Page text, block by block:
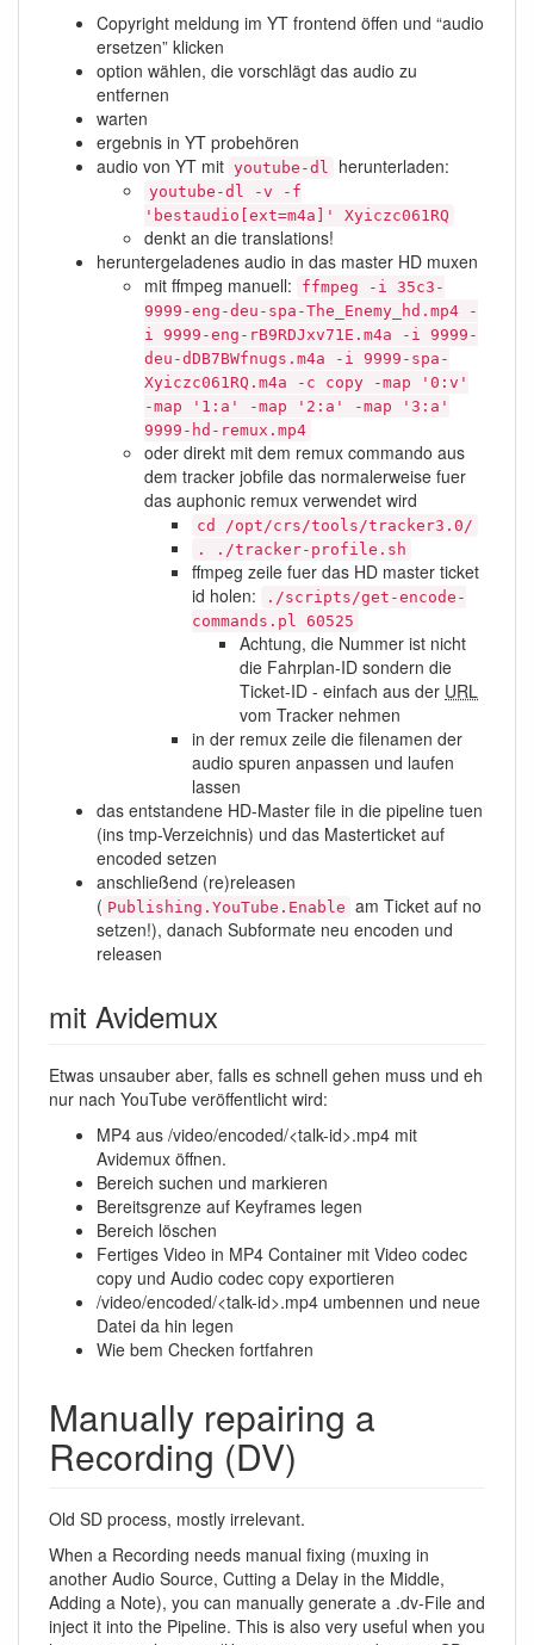
Copyright meldung im YT frontend öffen und “audio
ersetzen” klicken
option wählen, die vorschlägt das audio zu
entfernen
warten
ergebnis in YT probehören
audio von YT mit youtube-dl herunterladen:
youtube-dl -v -f
'bestaudio[ext=m4a]' Xyiczc061RQ
denkt an die translations!
heruntergeladenes audio in das master HD muxen
mit ffmpeg manuell:
ffmpeg -i 35c3-
9999-eng-deu-spa-The_Enemy_hd.mp4 -
i 9999-eng-rB9RDJxv71E.m4a -i 9999-
deu-dDB7BWfnugs.m4a -i 9999-spa-
Xyiczc061RQ.m4a -c copy -map '0:v'
-map '1:a' -map '2:a' -map '3:a'
9999-hd-remux.mp4
oder direkt mit dem remux commando aus
dem tracker jobfile das normalerweise fuer
das auphonic remux verwendet wird
cd /opt/crs/tools/tracker3.0/
. ./tracker-profile.sh
ffmpeg zeile fuer das HD master ticket
id holen:
./scripts/get-encode-
commands.pl 60525
Achtung, die Nummer ist nicht
die Fahrplan-ID sondern die
Ticket-ID - einfach aus der URL
vom Tracker nehmen
in der remux zeile die filenamen der
audio spuren anpassen und laufen
lassen
das entstandene HD-Master file in die pipeline tuen
(ins tmp-Verzeichnis) und das Masterticket auf
encoded setzen
anschließend (re)releasen
( Publishing.YouTube.Enable am Ticket auf no
setzen!), danach Subformate neu encoden und
releasen
mit Avidemux
Etwas unsauber aber, falls es schnell gehen muss und eh
nur nach YouTube veröffentlicht wird:
MP4 aus /video/encoded/<talk-id>.mp4 mit
Avidemux öffnen.
Bereich suchen und markieren
Bereitsgrenze auf Keyframes legen
Bereich löschen
Fertiges Video in MP4 Container mit Video codec
copy und Audio codec copy exportieren
/video/encoded/<talk-id>.mp4 umbennen und neue
Datei da hin legen
Wie bem Checken fortfahren
Manually repairing a
Recording (DV)
Old SD process, mostly irrelevant.
When a Recording needs manual fixing (muxing in
another Audio Source, Cutting a Delay in the Middle,
Adding a Note), you can manually generate a .dv-File and
inject it into the Pipeline. This is also very useful when you